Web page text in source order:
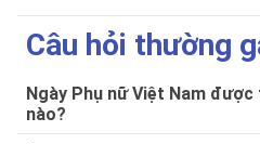
Câu hỏi thường
Ngày Phụ nữ Việt Nam
nào?